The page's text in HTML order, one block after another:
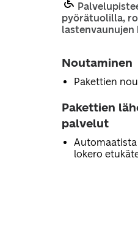
pyörätuolilla,
lastenvaunujen
Noutaminen
Pakettien
Pakettien
palvelut
lokero